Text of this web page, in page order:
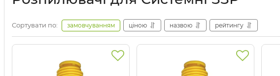
Сортувати по: замовчуванням ціною назвою рейтингу